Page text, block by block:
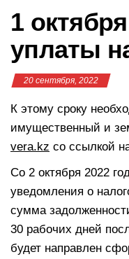
1
уплаты
20 сентября, 2022
К этому сроку
имущественный и
vera.kz со ссылкой
Со 2 октября 2022
уведомления о
сумма
30 рабочих дней
будет направлен